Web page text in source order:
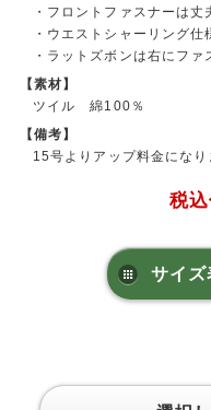
・フロントファスナーは
・ウエストシャーリング仕
・ラットズボンは右にファ
【素材】
ツイル 綿100％
【備考】
15号よりアップ料金になり
税
サイズ